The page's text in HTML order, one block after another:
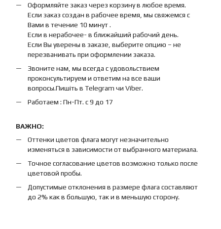
Оформляйте заказ через корзину в любое время.
Если заказ создан в рабочее время, мы свяжемся с
Вами в течение 10 минут .
Если в нерабочее- в ближайший рабочий день.
Если Вы уверены в заказе, выберите опцию – не
перезванивать при оформлении заказа.
Звоните нам, мы всегда с удовольствием
проконсультируем и ответим на все ваши
вопросы.Пишіть в Telegram чи Viber.
Работаем : Пн-Пт. с 9 до 17
ВАЖНО:
Оттенки цветов флага могут незначительно
изменяться в зависимости от выбранного материала.
Точное согласование цветов возможно только после
цветовой пробы.
Допустимые отклонения в размере флага составляют
до 2% как в большую, так и в меньшую сторону.